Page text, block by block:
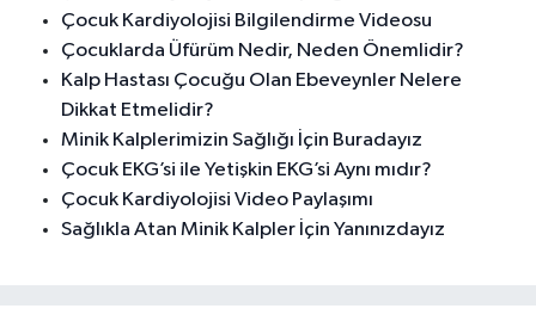
Çocuk Kardiyolojisi Bilgilendirme Videosu
Çocuklarda Üfürüm Nedir, Neden Önemlidir?
Kalp Hastası Çocuğu Olan Ebeveynler Nelere
Dikkat Etmelidir?
Minik Kalplerimizin Sağlığı İçin Buradayız
Çocuk EKG’si ile Yetişkin EKG’si Aynı mıdır?
Çocuk Kardiyolojisi Video Paylaşımı
Sağlıkla Atan Minik Kalpler İçin Yanınızdayız